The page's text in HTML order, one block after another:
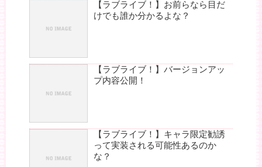
【ラブライブ！】お前らなら目だ
けでも誰か分かるよな？
【ラブライブ！】バージョンアッ
プ内容公開！
【ラブライブ！】キャラ限定勧誘
って実装される可能性あるのか
な？